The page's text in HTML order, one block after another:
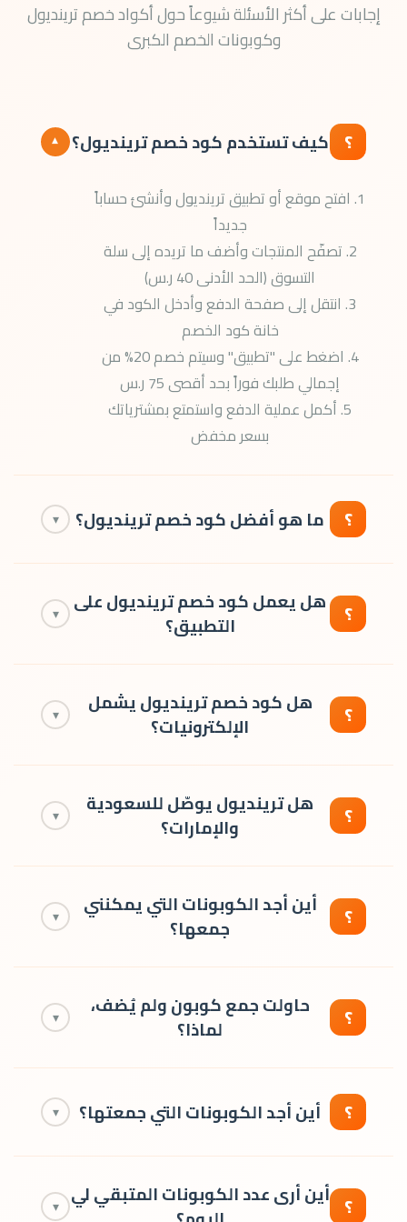
إجابات على أكثر الأسئلة شيوعاً حول أكواد خصم ترينديول
وكوبونات الخصم الكبرى
؟ كيف تستخدم كود خصم ترينديول؟ ▾
1. افتح موقع أو تطبيق ترينديول وأنشئ حساباً
جديداً
2. تصفّح المنتجات وأضف ما تريده إلى سلة
التسوق (الحد الأدنى 40 ر.س)
3. انتقل إلى صفحة الدفع وأدخل الكود في
خانة كود الخصم
4. اضغط على "تطبيق" وسيتم خصم 20% من
إجمالي طلبك فوراً بحد أقصى 75 ر.س
5. أكمل عملية الدفع واستمتع بمشترياتك
بسعر مخفض
؟ ما هو أفضل كود خصم ترينديول؟ ▾
الذي يمنحك خصم 20% على أول طلب بحد
أدنى 40 ر.س وحد أقصى للخصم 75 ر.س.؟ هل يعمل كود خصم ترينديول على
التطبيق؟ ▾
وتطبيق ترينديول للأندرويد والآيفون. ؟ هل كود خصم ترينديول يشمل
الإلكترونيات؟ ▾
والفئات على ترينديول بما فيها الإلكترونيات
والأجهزة.
؟ هل ترينديول يوصّل للسعودية
والإمارات؟ ▾
السعودية والإمارات وجميع دول الخليج.؟ أين أجد الكوبونات التي يمكنني
جمعها؟ ▾
الصفحة الرئيسية، ويمكن الوصول إليها عبر
تطبيق ترينديول للجوال فقط.
؟ حاولت جمع كوبون ولم يُضف،
لماذا؟ ▾
يمكن جمع أكثر من ذلك العدد في اليوم؟ أين أجد الكوبونات التي جمعتها؟ ▾
صفحة كوبونات الخصم في حسابك. ؟ أين أرى عدد الكوبونات المتبقي لي ▾